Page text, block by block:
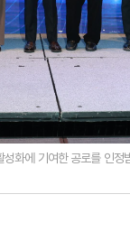
화에 기여한 공로를 인